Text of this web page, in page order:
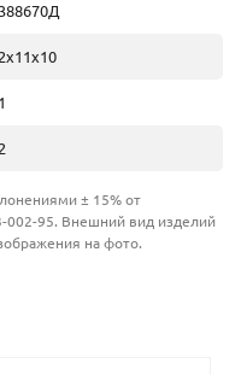
± 15% от
002-95. Внешний вид изделий
на фото.